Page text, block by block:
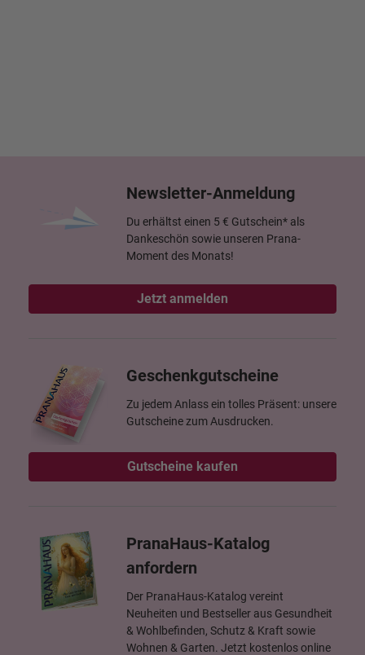
Newsletter-Anmeldung
Du erhältst einen 5 € Gutschein* als
Dankeschön sowie unseren Prana-
Moment des Monats!
Jetzt anmelden
Geschenkgutscheine
Zu jedem Anlass ein tolles Präsent: unsere
Gutscheine zum Ausdrucken.
Gutscheine kaufen
PranaHaus-Katalog
anfordern
Der PranaHaus-Katalog vereint
Neuheiten und Bestseller aus Gesundheit
& Wohlbefinden, Schutz & Kraft sowie
Wohnen & Garten. Jetzt kostenlos online